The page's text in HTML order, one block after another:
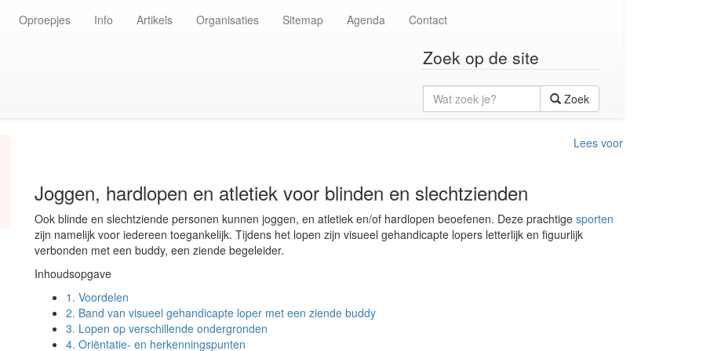
Oproepjes Info Artikels Organisaties Sitemap Agenda Contact
Zoek op de site
Wat
zoek
je?
Zoek
Lees voor
Joggen, hardlopen en atletiek voor blinden en slechtzienden
Ook blinde en slechtziende personen kunnen joggen, en atletiek en/of hardlopen beoefenen. Deze prachtige sporten
zijn namelijk voor iedereen toegankelijk. Tijdens het lopen zijn visueel gehandicapte lopers letterlijk en figuurlijk
verbonden met een buddy, een ziende begeleider.
Inhoudsopgave
1. Voordelen
2. Band van visueel gehandicapte loper met een ziende buddy
3. Lopen op verschillende ondergronden
4. Oriëntatie- en herkenningspunten